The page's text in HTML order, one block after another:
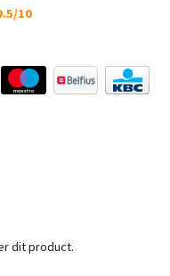
10
dit product.